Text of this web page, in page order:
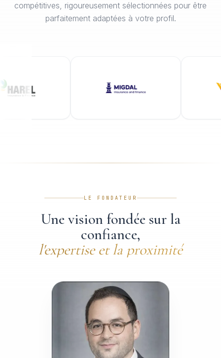
compétitives, rigoureusement sélectionnées pour être
parfaitement adaptées à votre profil.
LE FONDATEUR
Une vision fondée sur la
confiance,
l'expertise et la proximité